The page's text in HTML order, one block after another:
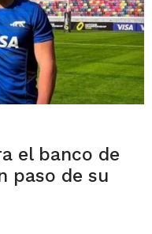
el banco de
paso de su